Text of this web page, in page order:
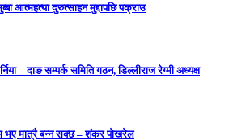
आत्महत्या दुरुत्साहन मुद्दापछि पक्राउ
– दाङ सम्पर्क समिति गठन, डिल्लीराज रेग्मी अध्यक्ष
भए मात्रै बन्न सक्छ – शंकर पोखरेल